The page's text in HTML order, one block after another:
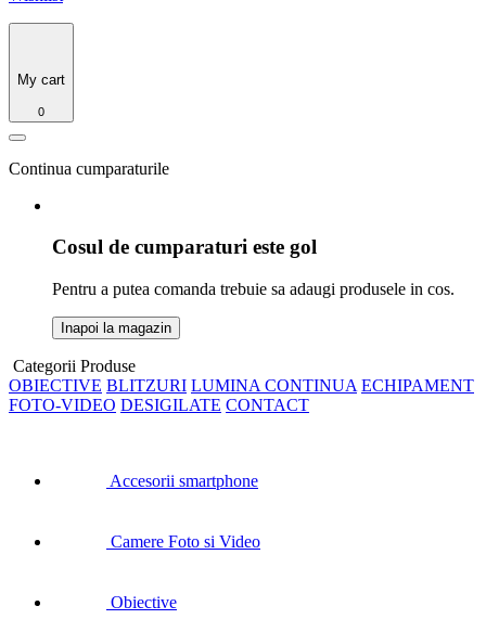
My cart
0
Continua cumparaturile
Cosul de cumparaturi este gol
Pentru a putea comanda trebuie sa adaugi produsele in cos.
Inapoi la magazin
Categorii Produse
OBIECTIVE BLITZURI LUMINA CONTINUA ECHIPAMENT
FOTO-VIDEO DESIGILATE CONTACT
Accesorii smartphone
Camere Foto si Video
Obiective